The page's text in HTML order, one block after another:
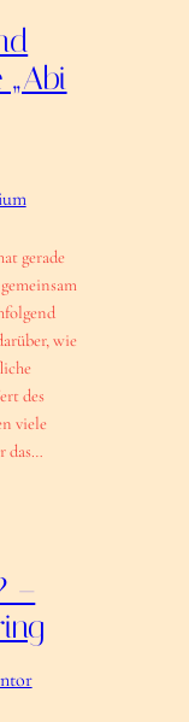
„Abi
gerade
wie
des
viele
das…
–